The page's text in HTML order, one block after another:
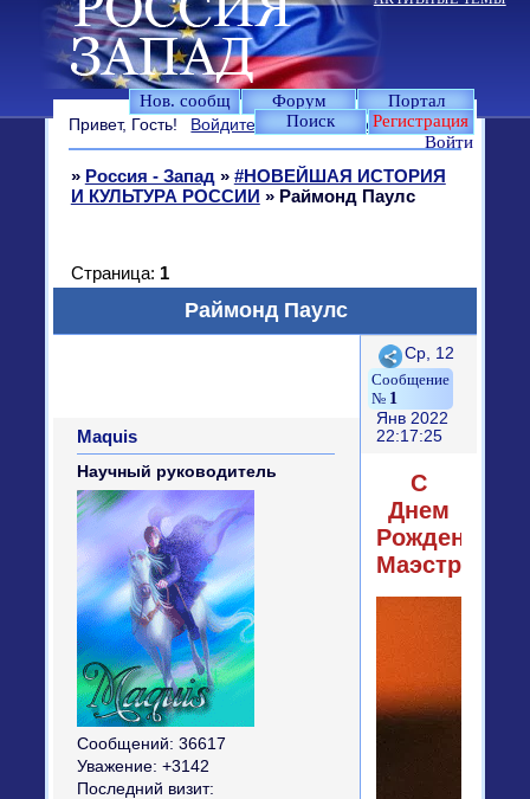
Нов. сообщ Форум
Портал
Поиск
Регистрация
Войти
Привет, Гость! Войдите илизарегистрируйтесь.
» Россия - Запад » #НОВЕЙШАЯ ИСТОРИЯ
И КУЛЬТУРА РОССИИ » Раймонд Паулс
Раймонд Паулс
Страница: 1
Поделиться
1
Ср, 12
Янв 2022
22:17:25
Maquis
Научный руководитель
Сообщений: 36617
Уважение: +3142
Последний визит:
С
Днем
Рождения,
Маэстро!